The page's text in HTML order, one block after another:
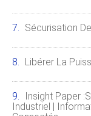
Sécurisation
Libérer La
Insight Paper
Industriel |